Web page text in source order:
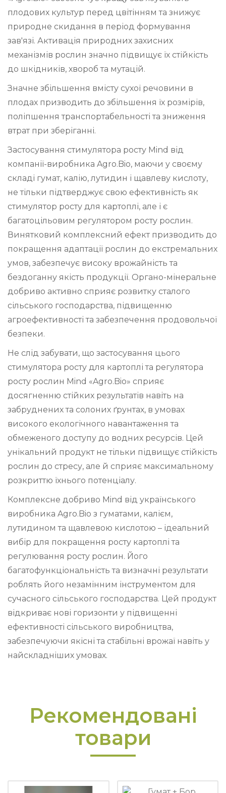
плодових культур перед цвітінням та знижує
природне скидання в період формування
зав'язі. Активація природних захисних
механізмів рослин значно підвищує їх стійкість
до шкідників, хвороб та мутацій.
Значне збільшення вмісту сухої речовини в
плодах призводить до збільшення їх розмірів,
поліпшення транспортабельності та зниження
втрат при зберіганні.
Застосування стимулятора росту Mind від
компанії-виробника Agro.Bio, маючи у своєму
складі гумат, калію, лутидин і щавлеву кислоту,
не тільки підтверджує свою ефективність як
стимулятор росту для картоплі, але і є
багатоцільовим регулятором росту рослин.
Винятковий комплексний ефект призводить до
покращення адаптації рослин до екстремальних
умов, забезпечує високу врожайність та
бездоганну якість продукції. Органо-мінеральне
добриво активно сприяє розвитку сталого
сільського господарства, підвищенню
агроефективності та забезпечення продовольчої
безпеки.
Не слід забувати, що застосування цього
стимулятора росту для картоплі та регулятора
росту рослин Mind «Agro.Bio» сприяє
досягненню стійких результатів навіть на
забруднених та солоних ґрунтах, в умовах
високого екологічного навантаження та
обмеженого доступу до водних ресурсів. Цей
унікальний продукт не тільки підвищує стійкість
рослин до стресу, але й сприяє максимальному
розкриттю їхнього потенціалу.
Комплексне добриво Mind від українського
виробника Agro.Bio з гуматами, калієм,
лутидином та щавлевою кислотою – ідеальний
вибір для покращення росту картоплі та
регулювання росту рослин. Його
багатофункціональність та визначні результати
роблять його незамінним інструментом для
сучасного сільського господарства. Цей продукт
відкриває нові горизонти у підвищенні
ефективності сільського виробництва,
забезпечуючи якісні та стабільні врожаї навіть у
найскладніших умовах.
Рекомендовані
товари